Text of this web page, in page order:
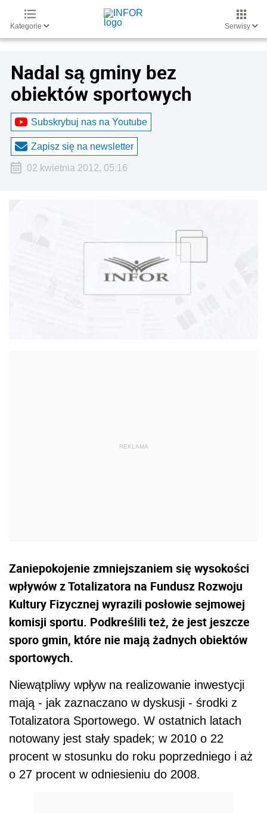
Kategorie Serwisy
Nadal są gminy bez
obiektów sportowych
Subskrybuj nas na Youtube
Zapisz się na newsletter
02 kwietnia 2012, 05:16
Zaniepokojenie zmniejszaniem się wysokości
wpływów z Totalizatora na Fundusz Rozwoju
Kultury Fizycznej wyrazili posłowie sejmowej
komisji sportu. Podkreślili też, że jest jeszcze
sporo gmin, które nie mają żadnych obiektów
sportowych.
Niewątpliwy wpływ na realizowanie inwestycji
mają - jak zaznaczano w dyskusji - środki z
Totalizatora Sportowego. W ostatnich latach
notowany jest stały spadek; w 2010 o 22
procent w stosunku do roku poprzedniego i aż
o 27 procent w odniesieniu do 2008.